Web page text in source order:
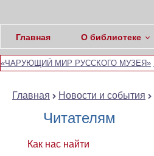
Главная О библиотеке
«ЧАРУЮЩИЙ МИР РУССКОГО МУЗЕЯ»
Главная Новости и события
Читателям
Как нас найти